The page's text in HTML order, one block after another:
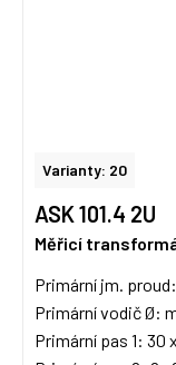
Varianty: 20
ASK 101.4 2U
Měřicí
Primární jm.
Primární vodič Ø:
Primární pas 1: 30